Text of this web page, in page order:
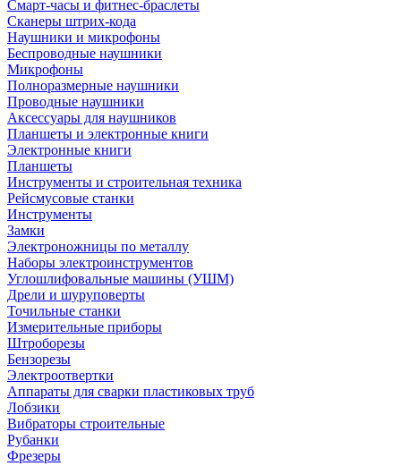
Смарт-часы и фитнес-браслеты
Сканеры штрих-кода
Наушники и микрофоны
Беспроводные наушники
Микрофоны
Полноразмерные наушники
Проводные наушники
Аксессуары для наушников
Планшеты и электронные книги
Электронные книги
Планшеты
Инструменты и строительная техника
Рейсмусовые станки
Инструменты
Замки
Электроножницы по металлу
Наборы электроинструментов
Углошлифовальные машины (УШМ)
Дрели и шуруповерты
Точильные станки
Измерительные приборы
Штроборезы
Бензорезы
Электроотвертки
Аппараты для сварки пластиковых труб
Лобзики
Вибраторы строительные
Рубанки
Фрезеры